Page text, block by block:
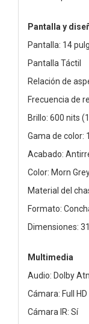
Pantalla y
Pantalla: 14
Pantalla Táctil
Relación de
Frecuencia de
Brillo: 600 nits
Gama de color:
Acabado:
Color: Morn
Material del
Formato:
Dimensiones:
Multimedia
Audio: Dolby
Cámara: Full
Cámara IR: Sí